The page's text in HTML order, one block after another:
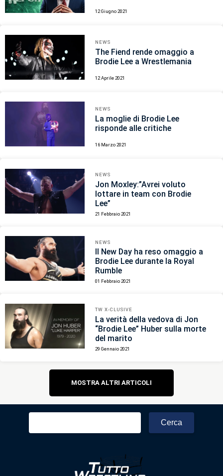
12 Giugno 2021
NEWS
The Fiend rende omaggio a
Brodie Lee a Wrestlemania
12 Aprile 2021
NEWS
La moglie di Brodie Lee
risponde alle critiche
16 Marzo 2021
NEWS
Jon Moxley:”Avrei voluto
lottare in team con Brodie
Lee”
21 Febbraio 2021
NEWS
Il New Day ha reso omaggio a
Brodie Lee durante la Royal
Rumble
01 Febbraio 2021
TW X-CLUSIVE
La verità della vedova di Jon
“Brodie Lee” Huber sulla morte
del marito
29 Gennaio 2021
Navigazione
articoli
MOSTRA ALTRI ARTICOLI